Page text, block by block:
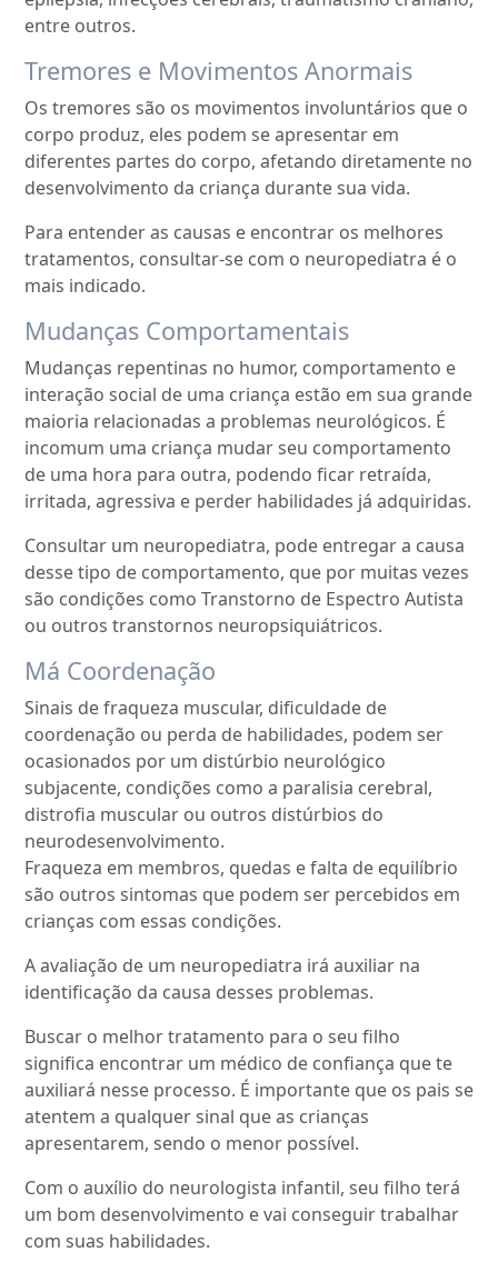
entre outros.
Tremores e Movimentos Anormais
Os tremores são os movimentos involuntários que o
corpo produz, eles podem se apresentar em
diferentes partes do corpo, afetando diretamente no
desenvolvimento da criança durante sua vida.
Para entender as causas e encontrar os melhores
tratamentos, consultar-se com o neuropediatra é o
mais indicado.
Mudanças Comportamentais
Mudanças repentinas no humor, comportamento e
interação social de uma criança estão em sua grande
maioria relacionadas a problemas neurológicos. É
incomum uma criança mudar seu comportamento
de uma hora para outra, podendo ficar retraída,
irritada, agressiva e perder habilidades já adquiridas.
Consultar um neuropediatra, pode entregar a causa
desse tipo de comportamento, que por muitas vezes
são condições como Transtorno de Espectro Autista
ou outros transtornos neuropsiquiátricos.
Má Coordenação
Sinais de fraqueza muscular, dificuldade de
coordenação ou perda de habilidades, podem ser
ocasionados por um distúrbio neurológico
subjacente, condições como a paralisia cerebral,
distrofia muscular ou outros distúrbios do
neurodesenvolvimento.
Fraqueza em membros, quedas e falta de equilíbrio
são outros sintomas que podem ser percebidos em
crianças com essas condições.
A avaliação de um neuropediatra irá auxiliar na
identificação da causa desses problemas.
Buscar o melhor tratamento para o seu filho
significa encontrar um médico de confiança que te
auxiliará nesse processo. É importante que os pais se
atentem a qualquer sinal que as crianças
apresentarem, sendo o menor possível.
Com o auxílio do neurologista infantil, seu filho terá
um bom desenvolvimento e vai conseguir trabalhar
com suas habilidades.